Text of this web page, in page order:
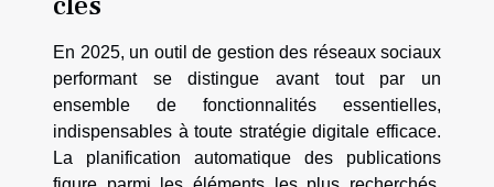
En 2025, un outil de gestion des réseaux sociaux
performant se distingue avant tout par un
ensemble de fonctionnalités essentielles,
indispensables à toute stratégie digitale efficace.
La planification automatique des publications